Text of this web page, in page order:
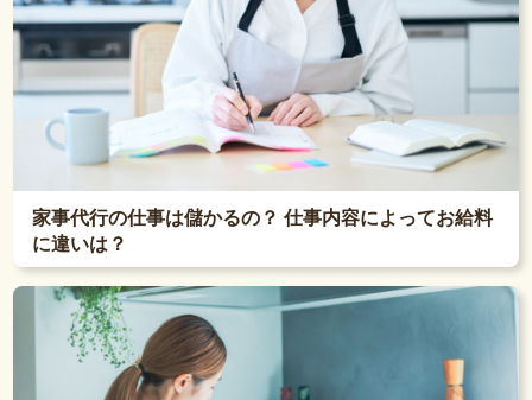
家事代行の仕事は儲かるの？ 仕事内容によってお給料
に違いは？